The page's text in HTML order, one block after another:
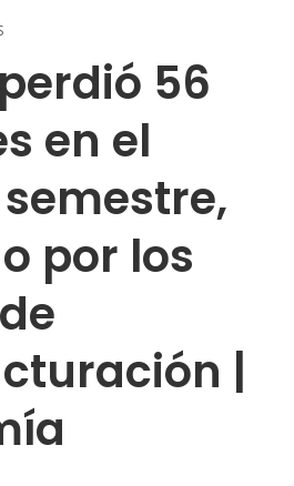
56
en el
por los
|